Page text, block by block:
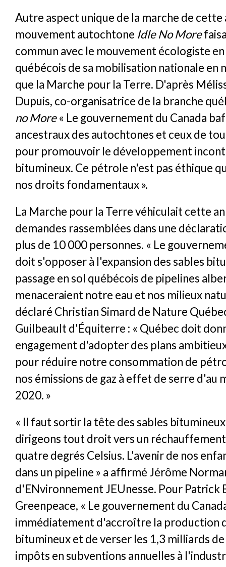
Autre aspect unique de la marche de cette
mouvement autochtone Idle No More
commun avec le mouvement écologiste
québécois de sa mobilisation nationale en
que la Marche pour la Terre. D'après
Dupuis, co-organisatrice de la branche
no More« Le gouvernement du Canada
ancestraux des autochtones et ceux de
pour promouvoir le développement
bitumineux. Ce pétrole n'est pas éthique
nos droits fondamentaux ».
La Marche pour la Terre véhiculait cette
demandes rassemblées dans une
plus de 10 000 personnes. « Le
doit s'opposer à l'expansion des sables
passage en sol québécois de pipelines
menaceraient notre eau et nos milieux
déclaré Christian Simard de Nature
Guilbeault d'Équiterre : « Québec doit
engagement d'adopter des plans
pour réduire notre consommation de
nos émissions de gaz à effet de serre d'au
2020. »
« Il faut sortir la tête des sables
dirigeons tout droit vers un
quatre degrés Celsius. L'avenir de nos
dans un pipeline » a affirmé Jérôme
d'ENvironnement JEUnesse. Pour Patrick
Greenpeace, « Le gouvernement du
immédiatement d'accroître la production
bitumineux et de verser les 1,3 milliards
impôts en subventions annuelles à